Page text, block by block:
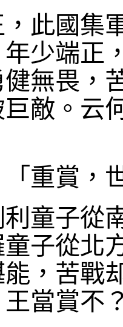
，此國
少端正
健無畏，
敵。云
重賞，
利童子從
子從北
，苦戰
當賞不